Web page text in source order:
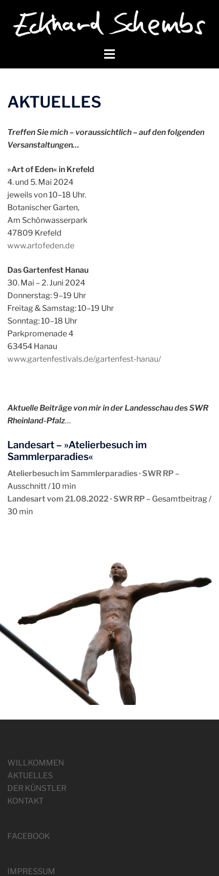
Inhalt
springen
Menü
AKTUELLES
Treffen Sie mich – voraussichtlich – auf den folgenden
Versanstaltungen…
»Art of Eden« in Krefeld
4. und 5. Mai 2024
jeweils von 10–18 Uhr.
Botanischer Garten,
Am Schönwasserpark
47809 Krefeld
www.artofeden.de
Das Gartenfest Hanau
30. Mai – 2. Juni 2024
Donnerstag: 9–19 Uhr
Freitag & Samstag: 10–19 Uhr
Sonntag: 10–18 Uhr
Parkpromenade 4
63454 Hanau
www.gartenfestivals.de/gartenfest-hanau/
Aktuelle Beiträge von mir in der Landesschau des SWR
Rheinland-Pfalz…
Landesart – »Atelierbesuch im
Sammlerparadies«
Atelierbesuch im Sammlerparadies ∙ SWR RP –
Ausschnitt / 10 min
Landesart vom 21.08.2022 ∙ SWR RP – Gesamtbeitrag /
30 min
WILLKOMMEN
AKTUELLES
DER KÜNSTLER
KONTAKT
FACEBOOK
IMPRESSUM